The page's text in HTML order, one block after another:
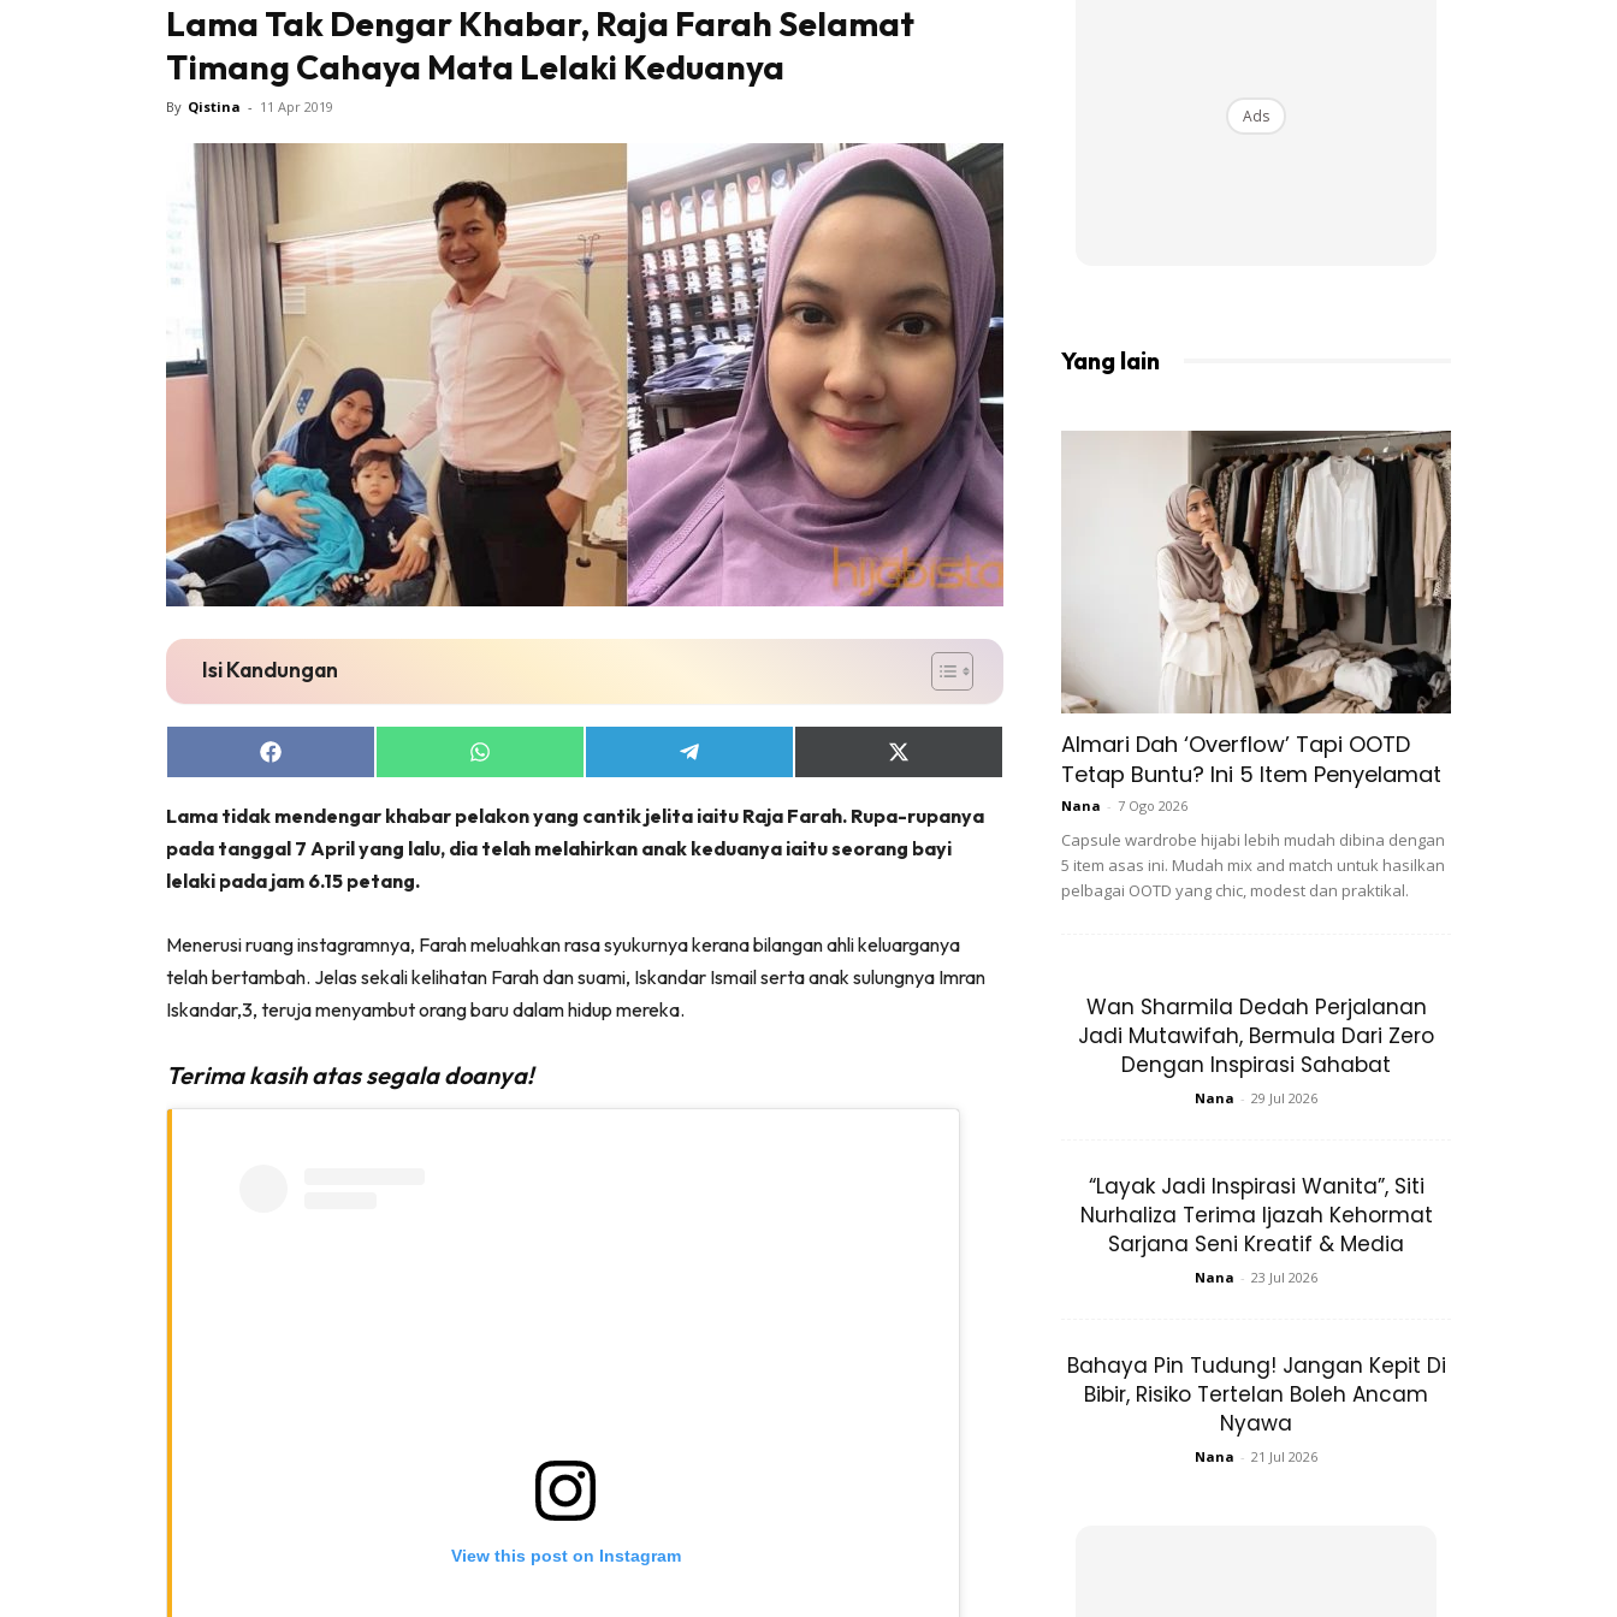
Tampil #1 on top dengan fashion muslimah terkini di HIJABISTA!
KLIK DI SEENI
Lama Tak Dengar Khabar, Raja Farah Selamat
Timang Cahaya Mata Lelaki Keduanya
By Qistina - 11 Apr 2019
Isi Kandungan
Share
on
Share
on
Share
on
Share
on
(Twitter)
Lama tidak mendengar khabar pelakon yang cantik jelita iaitu Raja Farah. Rupa-rupanya
pada tanggal 7 April yang lalu, dia telah melahirkan anak keduanya iaitu seorang bayi
lelaki pada jam 6.15 petang.
Menerusi ruang instagramnya, Farah meluahkan rasa syukurnya kerana bilangan ahli keluarganya
telah bertambah. Jelas sekali kelihatan Farah dan suami, Iskandar Ismail serta anak sulungnya Imran
Iskandar,3, teruja menyambut orang baru dalam hidup mereka.
Terima kasih atas segala doanya!
View this post on Instagram
Ads
Yang lain
Almari Dah ‘Overflow’ Tapi OOTD
Tetap Buntu? Ini 5 Item Penyelamat
Nana - 7 Ogo 2026
Capsule wardrobe hijabi lebih mudah dibina dengan
5 item asas ini. Mudah mix and match untuk hasilkan
pelbagai OOTD yang chic, modest dan praktikal.
Wan Sharmila Dedah Perjalanan
Jadi Mutawifah, Bermula Dari Zero
Dengan Inspirasi Sahabat
Nana - 29 Jul 2026
“Layak Jadi Inspirasi Wanita”, Siti
Nurhaliza Terima Ijazah Kehormat
Sarjana Seni Kreatif & Media
Nana - 23 Jul 2026
Bahaya Pin Tudung! Jangan Kepit Di
Bibir, Risiko Tertelan Boleh Ancam
Nyawa
Nana - 21 Jul 2026